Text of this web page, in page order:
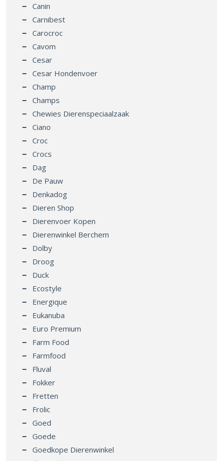
Canin
Carnibest
Carocroc
Cavom
Cesar
Cesar Hondenvoer
Champ
Champs
Chewies Dierenspeciaalzaak
Ciano
Croc
Crocs
Dag
De Pauw
Denkadog
Dieren Shop
Dierenvoer Kopen
Dierenwinkel Berchem
Dolby
Droog
Duck
Ecostyle
Energique
Eukanuba
Euro Premium
Farm Food
Farmfood
Fluval
Fokker
Fretten
Frolic
Goed
Goede
Goedkope Dierenwinkel